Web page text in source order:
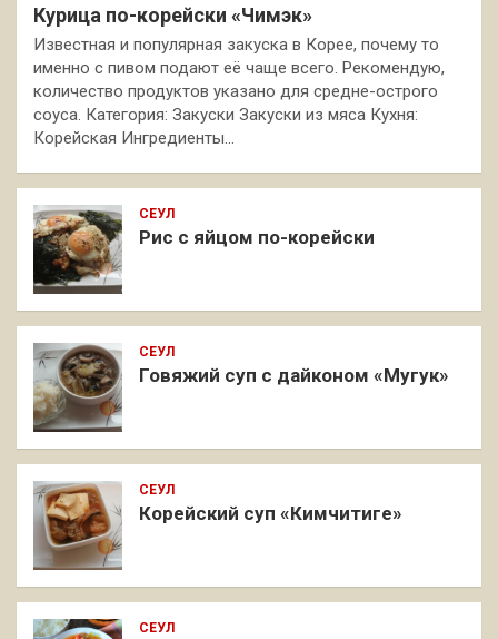
Курица по-корейски «Чимэк»
Известная и популярная закуска в Корее, почему то
именно с пивом подают её чаще всего. Рекомендую,
количество продуктов указано для средне-острого
соуса. Категория: Закуски Закуски из мяса Кухня:
Корейская Ингредиенты…
СЕУЛ
Рис с яйцом по-корейски
СЕУЛ
Говяжий суп с дайконом «Мугук»
СЕУЛ
Корейский суп «Кимчитиге»
СЕУЛ